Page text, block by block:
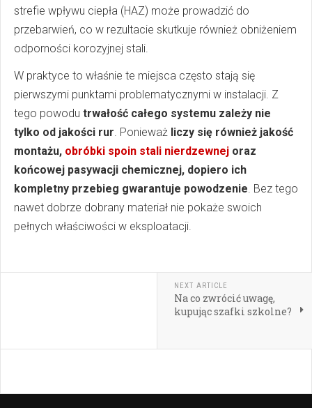
strefie wpływu ciepła (HAZ) może prowadzić do
przebarwień, co w rezultacie skutkuje również obniżeniem
odporności korozyjnej stali.
W praktyce to właśnie te miejsca często stają się
pierwszymi punktami problematycznymi w instalacji. Z
tego powodu trwałość całego systemu zależy nie
tylko od jakości rur. Ponieważ liczy się również jakość
montażu, obróbki spoin stali nierdzewnej oraz
końcowej pasywacji chemicznej, dopiero ich
kompletny przebieg gwarantuje powodzenie. Bez tego
nawet dobrze dobrany materiał nie pokaże swoich
pełnych właściwości w eksploatacji.
NEXT ARTICLE
Na co zwrócić uwagę,
kupując szafki szkolne?